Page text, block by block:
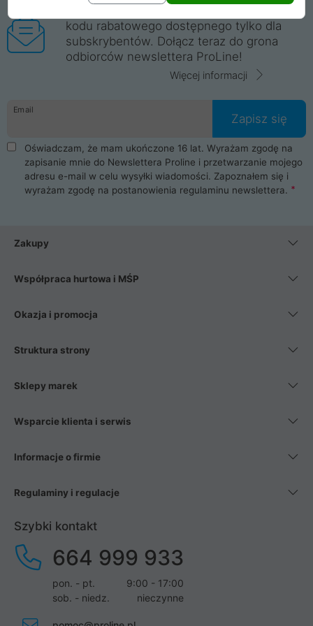
kodu rabatowego dostępnego tylko dla
subskrybentów. Dołącz teraz do grona
odbiorców newslettera ProLine!
Więcej informacji
Email
Zapisz się
Oświadczam, że mam ukończone 16 lat. Wyrażam zgodę na
zapisanie mnie do Newslettera Proline i przetwarzanie mojego
adresu e-mail w celu wysyłki wiadomości. Zapoznałem się i
wyrażam zgodę na postanowienia regulaminu newslettera.
Zakupy
Współpraca hurtowa i MŚP
Okazja i promocja
Struktura strony
Sklepy marek
Wsparcie klienta i serwis
Informacje o firmie
Regulaminy i regulacje
Szybki kontakt
664 999 933
pon. - pt.
9:00 - 17:00
sob. - niedz.
nieczynne